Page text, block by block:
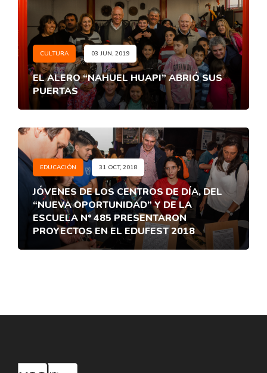
CULTURA 03 JUN, 2019
EL ALERO “NAHUEL HUAPI” ABRIÓ SUS
PUERTAS
EDUCACIÓN 31 OCT, 2018
JÓVENES DE LOS CENTROS DE DÍA, DEL
“NUEVA OPORTUNIDAD” Y DE LA
ESCUELA N° 485 PRESENTARON
PROYECTOS EN EL EDUFEST 2018